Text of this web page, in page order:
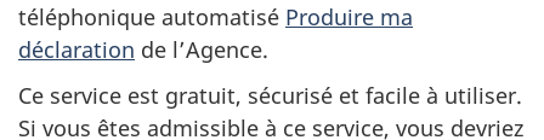
téléphonique automatisé Produire ma
déclaration de l’Agence.
Ce service est gratuit, sécurisé et facile à utiliser.
Si vous êtes admissible à ce service, vous devriez